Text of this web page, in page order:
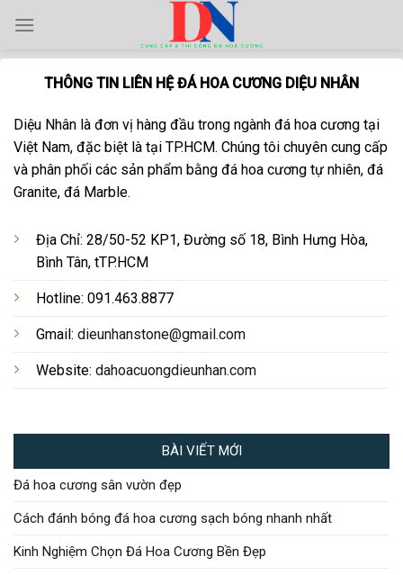
content
THÔNG TIN LIÊN HỆ ĐÁ HOA CƯƠNG DIỆU NHÂN
Diệu Nhân là đơn vị hàng đầu trong ngành đá hoa cương tại
Việt Nam, đặc biệt là tại TP.HCM. Chúng tôi chuyên cung cấp
và phân phối các sản phẩm bằng đá hoa cương tự nhiên, đá
Granite, đá Marble.
Địa Chỉ: 28/50-52 KP1, Đường số 18, Bình Hưng Hòa,
Bình Tân, tTP.HCM
Hotline: 091.463.8877
Gmail: dieunhanstone@gmail.com
Website: dahoacuongdieunhan.com
BÀI VIẾT MỚI
Đá hoa cương sân vườn đẹp
Cách đánh bóng đá hoa cương sạch bóng nhanh nhất
Kinh Nghiệm Chọn Đá Hoa Cương Bền Đẹp